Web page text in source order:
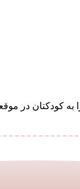
در